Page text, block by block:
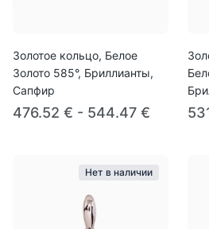
Золотое кольцо, Белое
Золото 585°, Бриллианты,
Сапфир
476.52 € - 544.47 €
Нет в наличии